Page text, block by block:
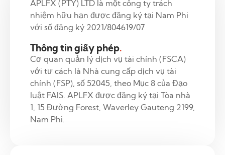
APLFX (PTY) LTD là một công ty trách
nhiệm hữu hạn được đăng ký tại Nam Phi
với số đăng ký 2021/804619/07
Thông tin giấy phép.
Cơ quan quản lý dịch vụ tài chính (FSCA)
với tư cách là Nhà cung cấp dịch vụ tài
chính (FSP), số 52045, theo Mục 8 của Đạo
luật FAIS. APLFX được đăng ký tại Tòa nhà
1, 15 Đường Forest, Waverley Gauteng 2199,
Nam Phi.